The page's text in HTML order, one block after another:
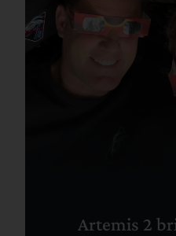
Artemis 2